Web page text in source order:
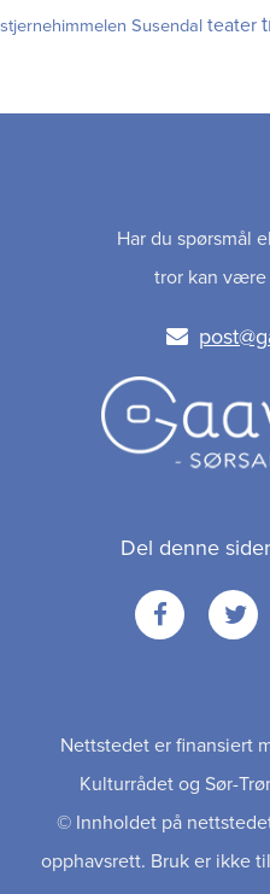
stjernehimmelen Susendal teater
Har du spørsmål
tror kan være
Del denne
Nettstedet er finansiert
Kulturrådet og Sør-
© Innholdet på
opphavsrett. Bruk er ikke